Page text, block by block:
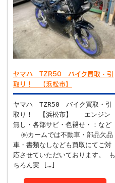
ヤマハ TZR50 バイク買取・引
取り！ 【浜松市】
ヤマハ TZR50 バイク買取・引
取り！ 【浜松市】 エンジン
無し・各部サビ・色褪せ・：など
㈱カームでは不動車・部品欠品
車・書類なしなども買取にてご対
応させていただいております。 も
ちろん実 […]